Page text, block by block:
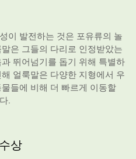
이 발전하는 것은 포유류의 놀
은 그들의 다리로 인정받았는
뛰어넘기를 돕기 위해 특별하
얼룩말은 다양한 지형에서 우
들에 비해 더 빠르게 이동할
.
상